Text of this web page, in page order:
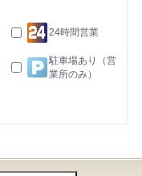
24時間営業
駐車場あり（営
業所のみ）